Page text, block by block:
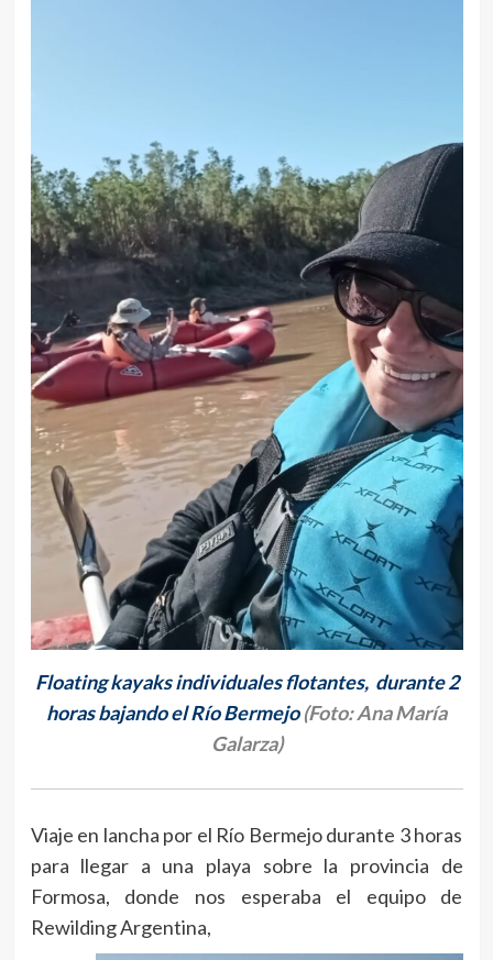
Floating kayaks individuales flotantes, durante 2
horas bajando el Río Bermejo(Foto: Ana María
Galarza)
Viaje en lancha por el Río Bermejo durante 3 horas
para llegar a una playa sobre la provincia de
Formosa, donde nos esperaba el equipo de
Rewilding Argentina,